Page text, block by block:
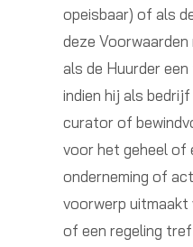
opeisbaar) of als
deze
als de Huurder
indien hij als
curator of
voor het geheel of
onderneming of
voorwerp uitmaakt
of een regeling